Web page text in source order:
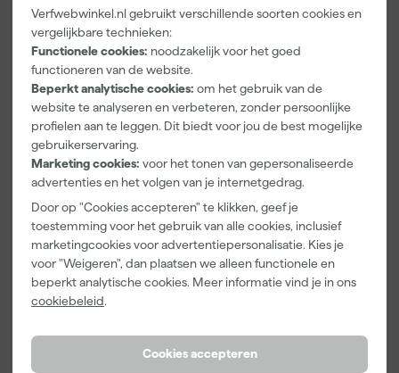
Verfwebwinkel.nl gebruikt verschillende soorten cookies en
vergelijkbare technieken:
Functionele cookies: noodzakelijk voor het goed
functioneren van de website.
Beperkt analytische cookies: om het gebruik van de
website te analyseren en verbeteren, zonder persoonlijke
profielen aan te leggen. Dit biedt voor jou de best mogelijke
gebruikerservaring.
Marketing cookies: voor het tonen van gepersonaliseerde
advertenties en het volgen van je internetgedrag.
Door op "Cookies accepteren" te klikken, geef je
toestemming voor het gebruik van alle cookies, inclusief
marketingcookies voor advertentiepersonalisatie. Kies je
voor "Weigeren", dan plaatsen we alleen functionele en
beperkt analytische cookies. Meer informatie vind je in ons
cookiebeleid.
Cookies accepteren
Paintura
Lucamax
Washi tape -
50mx24mm
Morgen
bezorgd
Adviesprijs 6,00
3,99
Farrow & Ball
F&B
Kleurenwaaie
r
Morgen
bezorgd
22,
And Go
Verfemmer -
8L + 5
Inzetemmers
en deksel
Morgen
bezorgd
10,